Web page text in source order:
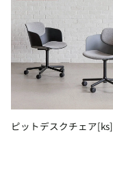
ピットデスクチェア[ks]